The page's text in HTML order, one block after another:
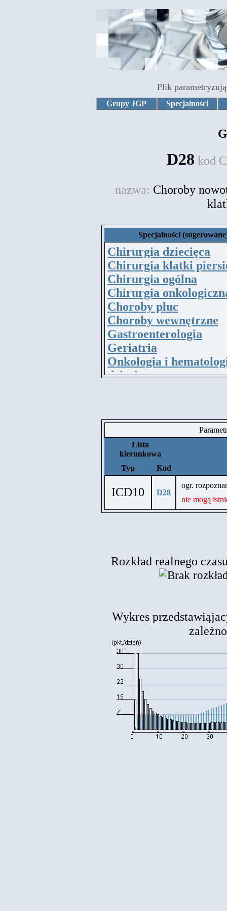
Plik
Grupy JGP Specjalności
D28 kod
nazwa: Choroby
Specjalności
Chirurgia dziecięca
Chirurgia klatki
Chirurgia ogólna
Chirurgia
Choroby płuc
Choroby wewnętrzne
Gastroenterologia
Geriatria
Onkologia i
dziecięca
Lista
kierunkowa
Typ
Kod
ICD10 D28
ogr.
nie mogą
Rozkład realnego
Wykres